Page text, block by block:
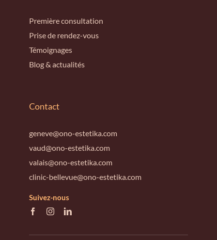
Première consultation
Prise de rendez-vous
Témoignages
Blog & actualités
Contact
geneve@ono-estetika.com
vaud@ono-estetika.com
valais@ono-estetika.com
clinic-bellevue@ono-estetika.com
Suivez-nous